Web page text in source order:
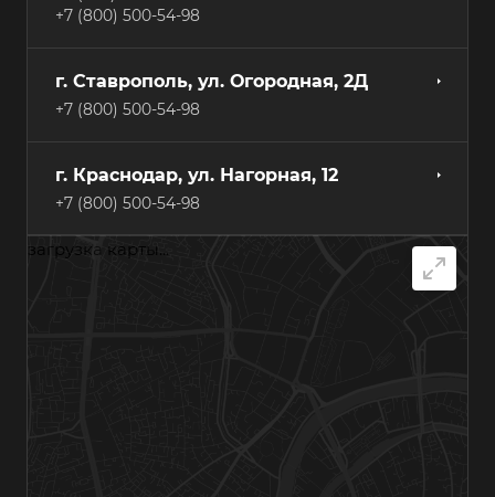
+7 (800) 500-54-98
г. Ставрополь, ул. Огородная, 2Д
+7 (800) 500-54-98
г. Краснодар, ул. Нагорная, 12
+7 (800) 500-54-98
загрузка карты...